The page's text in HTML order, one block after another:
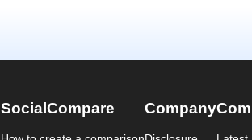
SocialCompare Company